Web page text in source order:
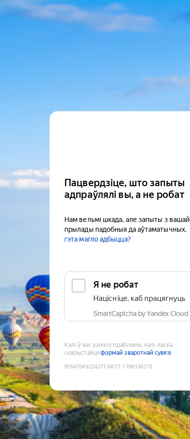
Пацвердзіце, што запыты
адпраўлялі вы, а не робат
Нам вельмі шкада, але запыты з вашай
прылады падобныя да аўтаматычных.
гэта магло адбыцца?
Я не робат
Націсніце, каб працягнуць
SmartCaptcha by Yandex Cloud
Калі ў вас узніклі праблемы, калі ласка,
скарыстайцеформай зваротнай сувязі
9184704922427134071 :1786130210